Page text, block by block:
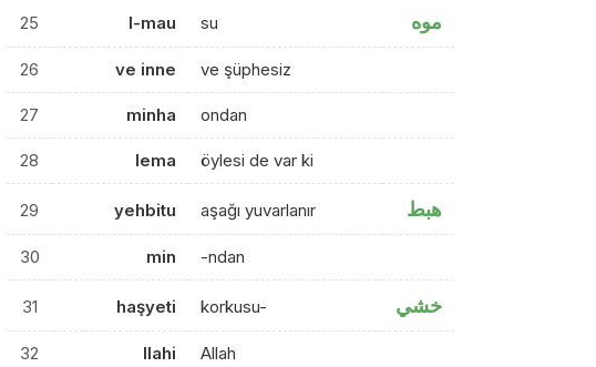
25 l-mau su موه
26 ve inne ve şüphesiz
27 minha ondan
28 lema öylesi de var ki
29 yehbitu aşağı yuvarlanır هبط
30 min -ndan
31 haşyeti korkusu- خشي
32 llahi Allah